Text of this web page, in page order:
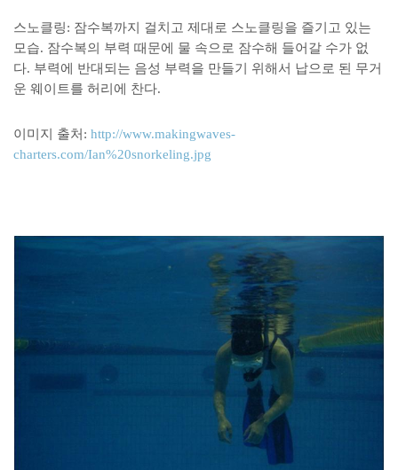
스노클링: 잠수복까지 걸치고 제대로 스노클링을 즐기고 있는
모습. 잠수복의 부력 때문에 물 속으로 잠수해 들어갈 수가 없
다. 부력에 반대되는 음성 부력을 만들기 위해서 납으로 된 무거
운 웨이트를 허리에 찬다.
이미지 출처: http://www.makingwaves-
charters.com/Ian%20snorkeling.jpg